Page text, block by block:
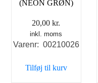
(NEON GRØN)
20,00kr.
inkl. moms
Varenr: 00210026
Tilføj til kurv